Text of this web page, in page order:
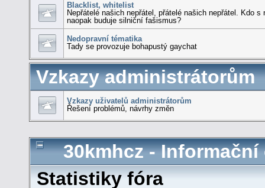
Blacklist, whitelist
Nepřátelé našich nepřátel, přátelé našich nepřátel. Kdo
naopak buduje silniční fašismus?
Nedopravní tématika
Tady se provozuje bohapustý gaychat
Vzkazy administrátorům
Vzkazy uživatelů administrátorům
Řešení problémů, návrhy změn
30kmhcz -
Statistiky fóra